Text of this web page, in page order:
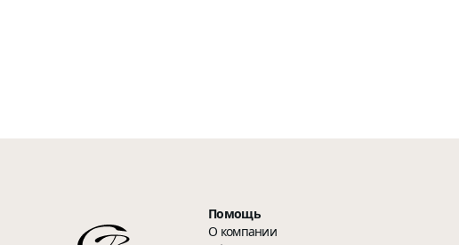
Помощь
О компании